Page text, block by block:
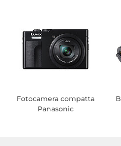
Fotocamera compatta
Panasonic